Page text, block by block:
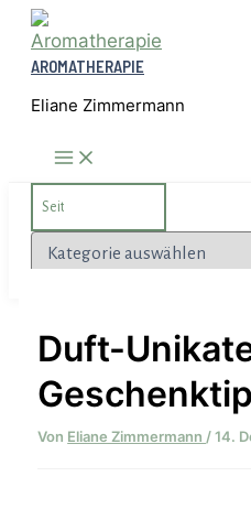
Zum
Inhalt
springen
AROMATHERAPIE
Eliane Zimmermann
for:
Kategorien
Duft-
Von Eliane Zimmermann/14.